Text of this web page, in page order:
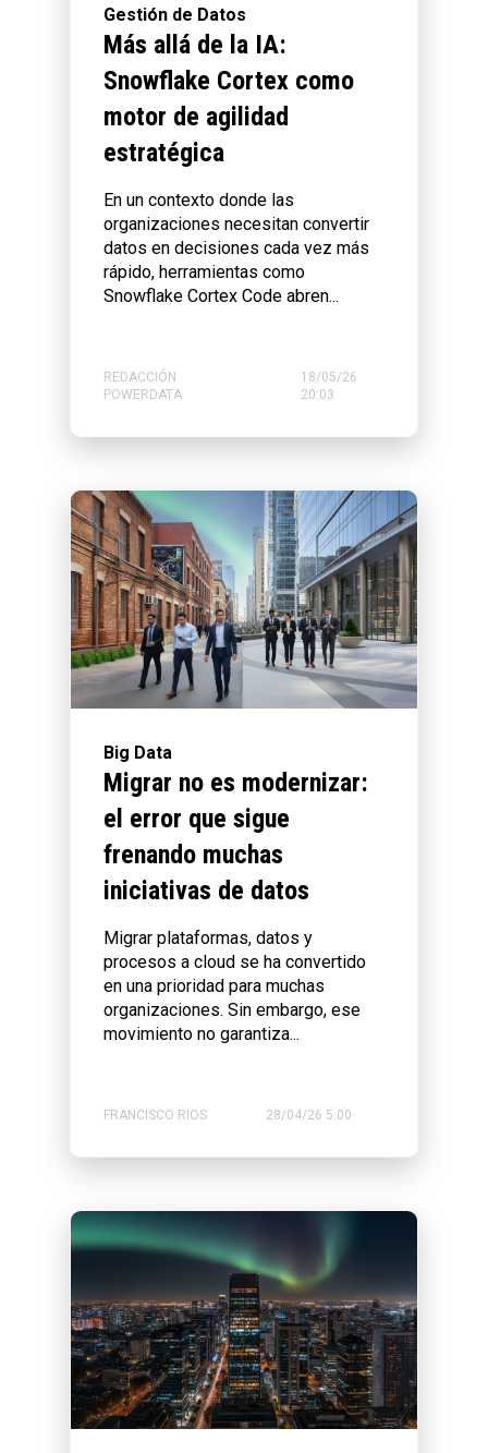
Gestión de Datos
Más allá de la IA:
Snowflake Cortex como
motor de agilidad
estratégica
En un contexto donde las
organizaciones necesitan convertir
datos en decisiones cada vez más
rápido, herramientas como
Snowflake Cortex Code abren...
REDACCIÓN
POWERDATA
18/05/26
20:03
Big Data
Migrar no es modernizar:
el error que sigue
frenando muchas
iniciativas de datos
Migrar plataformas, datos y
procesos a cloud se ha convertido
en una prioridad para muchas
organizaciones. Sin embargo, ese
movimiento no garantiza...
FRANCISCO RIOS 28/04/26 5:00